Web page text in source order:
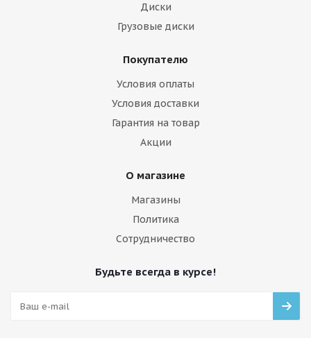
Диски
Грузовые диски
Покупателю
Условия оплаты
Условия доставки
Гарантия на товар
Акции
О магазине
Магазины
Политика
Сотрудничество
Будьте всегда в курсе!